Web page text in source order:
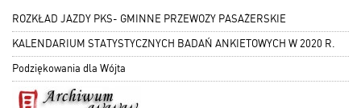
ROZKŁAD JAZDY PKS- GMINNE PRZEWOZY PASAŻERSKIE
KALENDARIUM STATYSTYCZNYCH BADAŃ ANKIETOWYCH W 2020 R.
Podziękowania dla Wójta